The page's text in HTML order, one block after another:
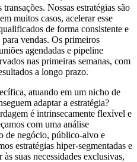
Nossas estratégias são
muitos casos, acelerar esse
de forma consistente e
vendas. Os primeiros
agendadas e pipeline
nas primeiras semanas, com
a longo prazo.
atuando em um nicho de
adaptar a estratégia?
é intrinsecamente flexível e
com uma análise
de negócio, público-alvo e
estratégias hiper-segmentadas e
suas necessidades exclusivas,